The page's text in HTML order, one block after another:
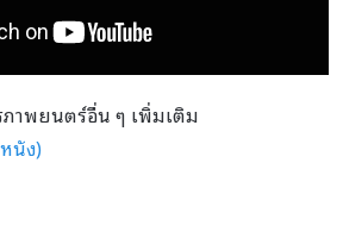
ภาพยนตร์อื่น ๆ เพิ่มเติม
นัง)